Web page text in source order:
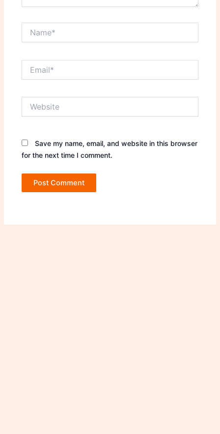
Save my name, email, and website in this browser
for the next time I comment.